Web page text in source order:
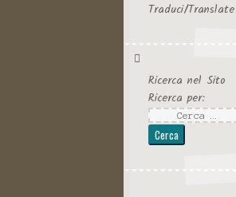
Traduci/Translate
Ricerca nel Sito
Ricerca per: